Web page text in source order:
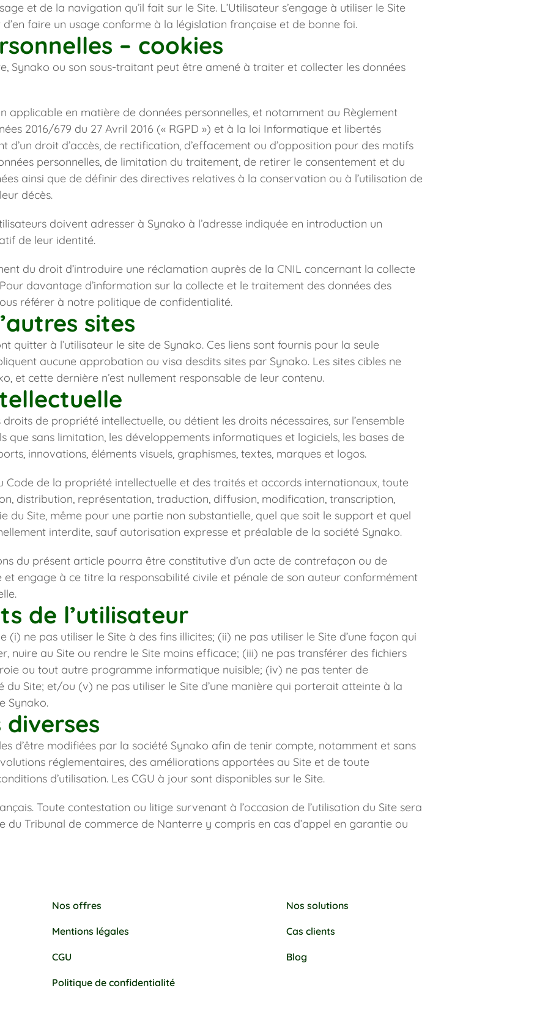
et de la navigation qu’il fait sur le Site. L’Utilisateur s’engage à utiliser le Site
faire un usage conforme à la législation française et de bonne foi.
– cookies
Synako ou son sous-traitant peut être amené à traiter et collecter les données
applicable en matière de données personnelles, et notamment au Règlement
2016/679 du 27 Avril 2016 (« RGPD ») et à la loi Informatique et libertés
d’un droit d’accès, de rectification, d’effacement ou d’opposition pour des motifs
personnelles, de limitation du traitement, de retirer le consentement et du
ainsi que de définir des directives relatives à la conservation ou à l’utilisation de
décès.
doivent adresser à Synako à l’adresse indiquée en introduction un
de leur identité.
du droit d’introduire une réclamation auprès de la CNIL concernant la collecte
davantage d’information sur la collecte et le traitement des données des
référer à notre politique de confidentialité.
sites
quitter à l’utilisateur le site de Synako. Ces liens sont fournis pour la seule
aucune approbation ou visa desdits sites par Synako. Les sites cibles ne
et cette dernière n’est nullement responsable de leur contenu.
de propriété intellectuelle, ou détient les droits nécessaires, sur l’ensemble
que sans limitation, les développements informatiques et logiciels, les bases de
innovations, éléments visuels, graphismes, textes, marques et logos.
Code de la propriété intellectuelle et des traités et accords internationaux, toute
distribution, représentation, traduction, diffusion, modification, transcription,
du Site, même pour une partie non substantielle, quel que soit le support et quel
interdite, sauf autorisation expresse et préalable de la société Synako.
du présent article pourra être constitutive d’un acte de contrefaçon ou de
engage à ce titre la responsabilité civile et pénale de son auteur conformément
de l’utilisateur
(i) ne pas utiliser le Site à des fins illicites; (ii) ne pas utiliser le Site d’une façon qui
nuire au Site ou rendre le Site moins efficace; (iii) ne pas transférer des fichiers
ou tout autre programme informatique nuisible; (iv) ne pas tenter de
du Site; et/ou (v) ne pas utiliser le Site d’une manière qui porterait atteinte à la
Synako.
diverses
d’être modifiées par la société Synako afin de tenir compte, notamment et sans
réglementaires, des améliorations apportées au Site et de toute
d’utilisation. Les CGU à jour sont disponibles sur le Site.
Toute contestation ou litige survenant à l’occasion de l’utilisation du Site sera
du Tribunal de commerce de Nanterre y compris en cas d’appel en garantie ou
Nos offres Nos solutions
Mentions légales Cas clients
CGU Blog
Politique de confidentialité